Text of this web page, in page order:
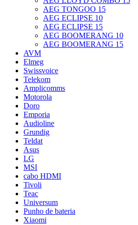
AEG TONGOO 15
AEG ECLIPSE 10
AEG ECLIPSE 15
AEG BOOMERANG 10
AEG BOOMERANG 15
AVM
Elmeg
Swissvoice
Telekom
Amplicomms
Motorola
Doro
Emporia
Audioline
Grundig
Teldat
Asus
LG
MSI
cabo HDMI
Tivoli
Teac
Universum
Punho de bateria
Xiaomi